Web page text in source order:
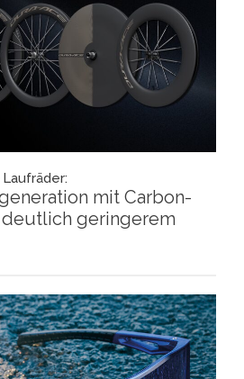
mit Carbon-
geringerem